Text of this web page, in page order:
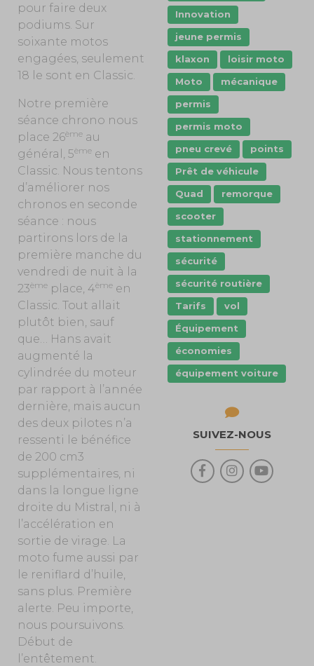
pour faire deux
podiums. Sur
soixante motos
engagées, seulement
18 le sont en Classic.
Notre première
séance chrono nous
place 26ème au
général, 5ème en
Classic. Nous tentons
d’améliorer nos
chronos en seconde
séance : nous
partirons lors de la
première manche du
vendredi de nuit à la
23ème place, 4ème en
Classic. Tout allait
plutôt bien, sauf
que… Hans avait
augmenté la
cylindrée du moteur
par rapport à l’année
dernière, mais aucun
des deux pilotes n’a
ressenti le bénéfice
de 200 cm3
supplémentaires, ni
dans la longue ligne
droite du Mistral, ni à
l’accélération en
sortie de virage. La
moto fume aussi par
le reniflard d’huile,
sans plus. Première
alerte. Peu importe,
nous poursuivons.
Début de
l’entêtement.
Innovation
jeune permis
klaxon
loisir moto
Moto
mécanique
permis
permis moto
pneu crevé
points
Prêt de véhicule
Quad
remorque
scooter
stationnement
sécurité
sécurité routière
Tarifs
vol
Équipement
économies
équipement voiture
SUIVEZ-NOUS